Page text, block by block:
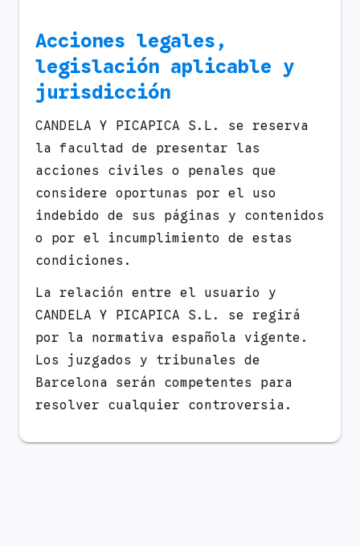
Acciones legales,
legislación aplicable y
jurisdicción
CANDELA Y PICAPICA S.L. se reserva
la facultad de presentar las
acciones civiles o penales que
considere oportunas por el uso
indebido de sus páginas y contenidos
o por el incumplimiento de estas
condiciones.
La relación entre el usuario y
CANDELA Y PICAPICA S.L. se regirá
por la normativa española vigente.
Los juzgados y tribunales de
Barcelona serán competentes para
resolver cualquier controversia.